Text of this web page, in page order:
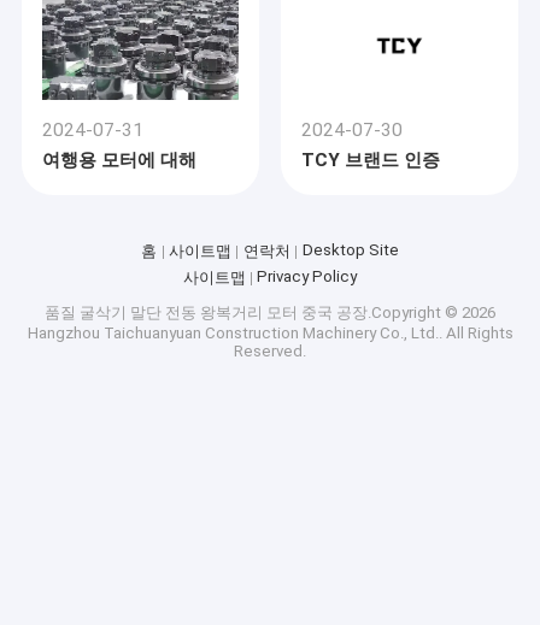
2024-07-31
여행용 모터에 대해
2024-07-30
TCY 브랜드 인증
홈 사이트맵 연락처
Desktop Site
사이트맵
Privacy Policy
품질 굴삭기 말단 전동 왕복거리 모터 중국 공장.Copyright © 2026
Hangzhou Taichuanyuan Construction Machinery Co., Ltd.. All Rights
Reserved.